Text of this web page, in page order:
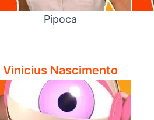
Pipoca
Vinicius Nascimento